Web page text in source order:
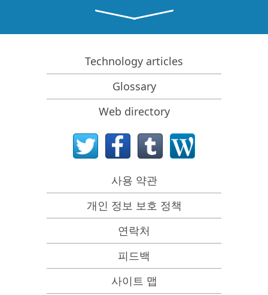
Recovery of Overwritten Data
Emergency File Recovery Using R-Studio Emergency
RAID 복구 프레젠테이션
File Recovery from a Computer that Won't Boot
Clone Disks Before File Recovery
HD Video Recovery from SD cards
File Recovery from an Unbootable Mac Computer
The best way to recover files from a Mac system disk
Data Recovery from an Encrypted Linux Disk after a
System Crash
Data Recovery from Apple Disk Images (.DMG files)
Technology articles
Glossary
Web directory
사용 약관
개인 정보 보호 정책
연락처
피드백
사이트 맵